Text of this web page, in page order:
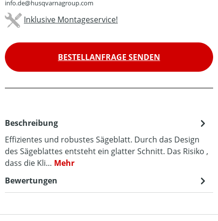
info.de@husqvarnagroup.com
Inklusive Montageservice!
BESTELLANFRAGE SENDEN
Beschreibung
Effizientes und robustes Sägeblatt. Durch das Design
des Sägeblattes entsteht ein glatter Schnitt. Das Risiko ,
dass die Kli… Mehr
Bewertungen